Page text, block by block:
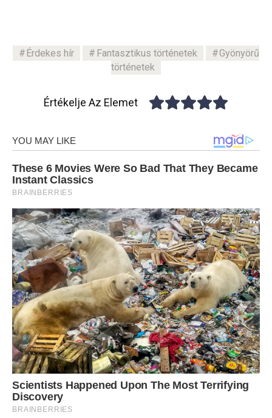
Érdekes hír Fantasztikus történetek
Gyönyörű
történetek
Értékelje Az Elemet